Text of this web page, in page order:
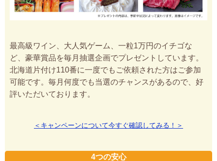
最高級ワイン、大人気ゲーム、一粒1万円のイチゴな
ど、豪華賞品を毎月抽選企画でプレゼントしています。
北海道片付け110番に一度でもご依頼された方はご参加
可能です。毎月何度でも当選のチャンスがあるので、好
評いただいております。
＜キャンペーンについて今すぐ確認してみる！＞
4つの安心